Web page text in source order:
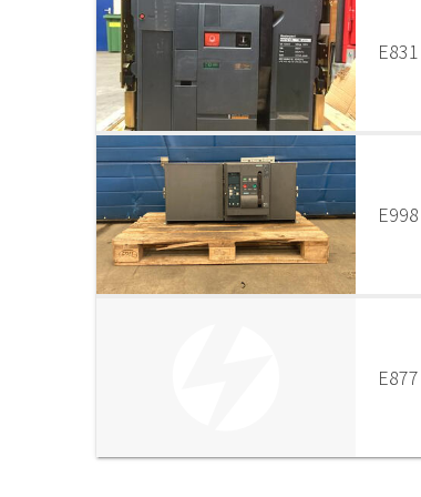
E831
E998
E877